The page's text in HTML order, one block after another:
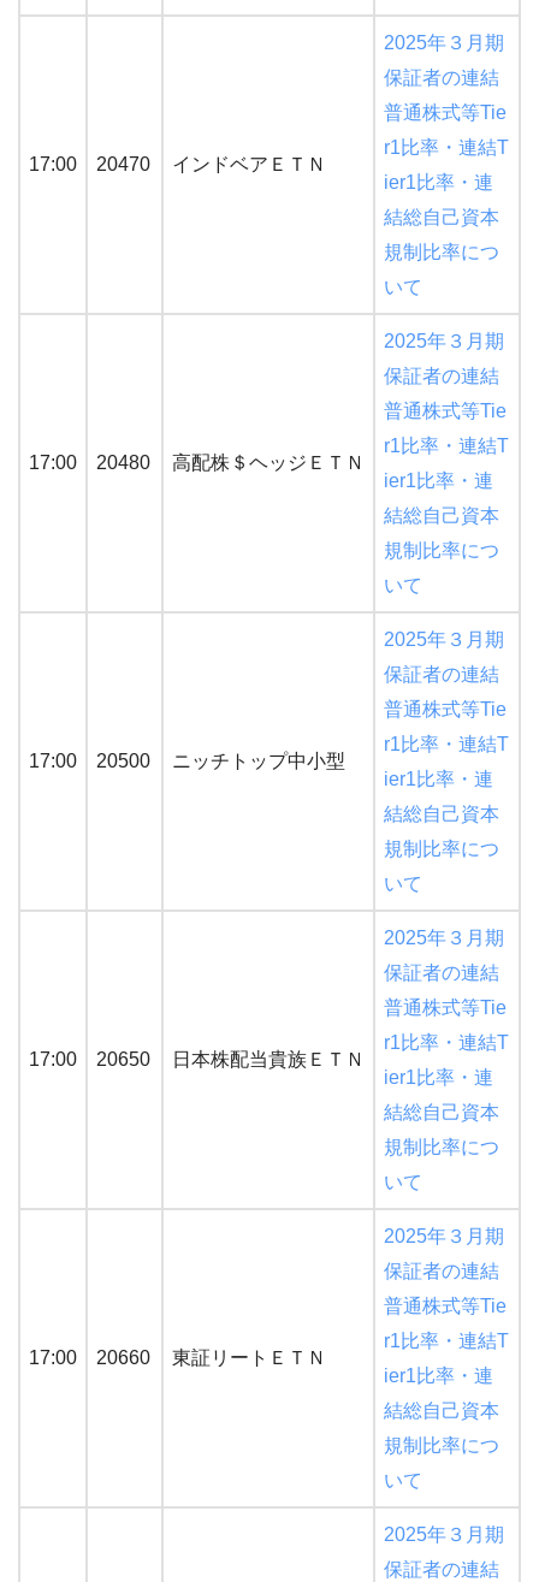
17:00 20470 インドベアＥＴＮ
2025年３月期
保証者の連結
普通株式等Tie
r1比率・連結T
ier1比率・連
結総自己資本
規制比率につ
いて
17:00 20480 高配株＄ヘッジＥＴＮ
2025年３月期
保証者の連結
普通株式等Tie
r1比率・連結T
ier1比率・連
結総自己資本
規制比率につ
いて
17:00 20500 ニッチトップ中小型
2025年３月期
保証者の連結
普通株式等Tie
r1比率・連結T
ier1比率・連
結総自己資本
規制比率につ
いて
17:00 20650 日本株配当貴族ＥＴＮ
2025年３月期
保証者の連結
普通株式等Tie
r1比率・連結T
ier1比率・連
結総自己資本
規制比率につ
いて
17:00 20660 東証リートＥＴＮ
2025年３月期
保証者の連結
普通株式等Tie
r1比率・連結T
ier1比率・連
結総自己資本
規制比率につ
いて
2025年３月期
保証者の連結